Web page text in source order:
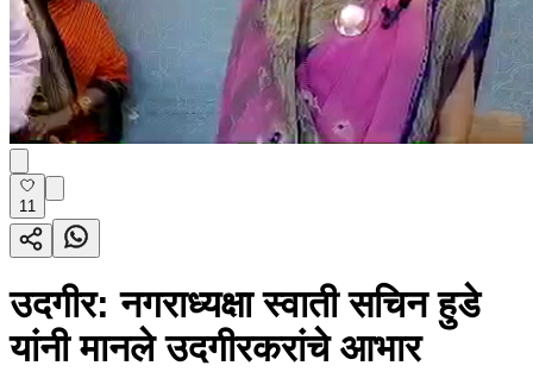
11
उदगीर: नगराध्यक्षा स्वाती सचिन हुडे
यांनी मानले उदगीरकरांचे आभार